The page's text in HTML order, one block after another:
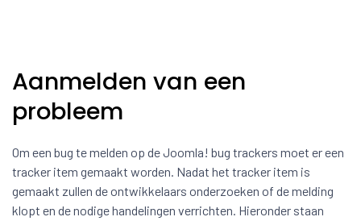
Aanmelden van een
probleem
Om een bug te melden op de Joomla! bug trackers moet er een
tracker item gemaakt worden. Nadat het tracker item is
gemaakt zullen de ontwikkelaars onderzoeken of de melding
klopt en de nodige handelingen verrichten. Hieronder staan